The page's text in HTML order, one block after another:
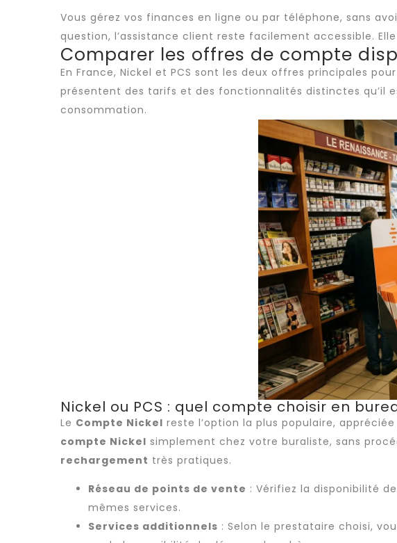
Vous gérez vos finances en ligne ou par téléphone, sans
question, l’assistance client reste facilement accessible.
Comparer les offres de compte
En France, Nickel et PCS sont les deux offres principales pour
présentent des tarifs et des fonctionnalités distinctes qu’il
consommation.
Nickel ou PCS : quel compte choisir en
Le Compte Nickel reste l’option la plus populaire,
compte Nickel simplement chez votre buraliste, sans
rechargement très pratiques.
Réseau de points de vente : Vérifiez la disponibilité
mêmes services.
Services additionnels : Selon le prestataire choisi,